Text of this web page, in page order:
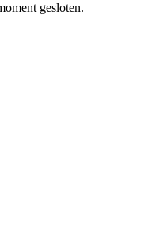
gesloten.